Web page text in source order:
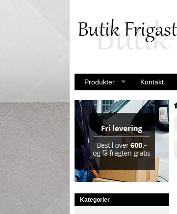
Produkter Kontakt
Kategorier